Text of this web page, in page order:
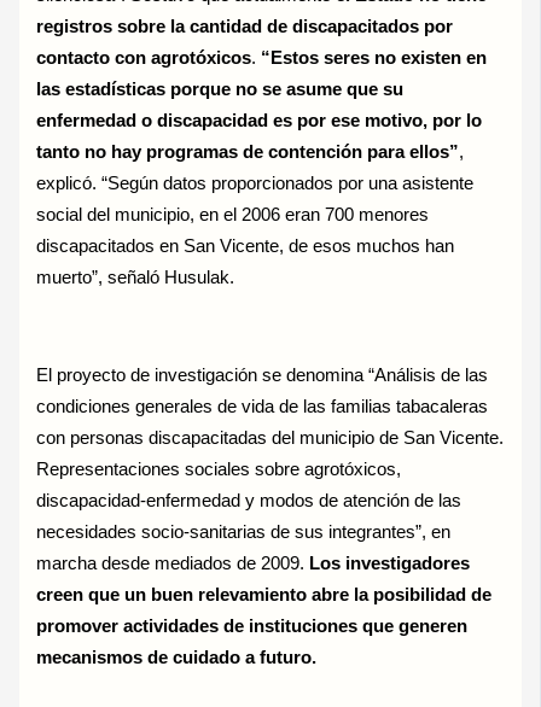
registros sobre la cantidad de discapacitados por
contacto con agrotóxicos. “Estos seres no existen en
las estadísticas porque no se asume que su
enfermedad o discapacidad es por ese motivo, por lo
tanto no hay programas de contención para ellos”,
explicó. “Según datos proporcionados por una asistente
social del municipio, en el 2006 eran 700 menores
discapacitados en San Vicente, de esos muchos han
muerto”, señaló Husulak.
El proyecto de investigación se denomina “Análisis de las
condiciones generales de vida de las familias tabacaleras
con personas discapacitadas del municipio de San Vicente.
Representaciones sociales sobre agrotóxicos,
discapacidad-enfermedad y modos de atención de las
necesidades socio-sanitarias de sus integrantes”, en
marcha desde mediados de 2009. Los investigadores
creen que un buen relevamiento abre la posibilidad de
promover actividades de instituciones que generen
mecanismos de cuidado a futuro.